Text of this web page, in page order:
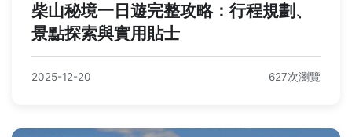
柴山秘境一日遊完整攻略：行程規劃、
景點探索與實用貼士
2025-12-20 627次瀏覽